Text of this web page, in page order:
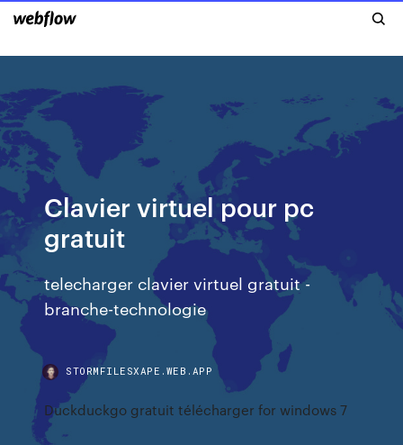
Clavier virtuel pour pc
gratuit
telecharger clavier virtuel gratuit -
branche-technologie
STORMFILESXAPE.WEB.APP
Duckduckgo gratuit télécharger for windows 7